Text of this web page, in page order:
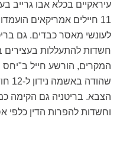
11 חיילים אמריקאים
לעונשי מאסר כבדים. גם
חשדות להתעללות
המקרים, הורשע חייל ב"יחס
הצבא. בריטניה גם הקימה
וחשדות להפרות הדין כלפי